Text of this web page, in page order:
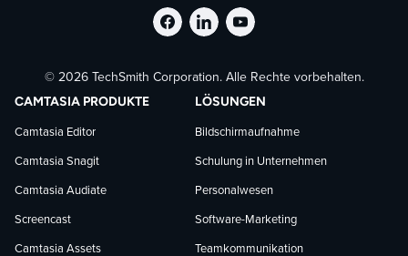
TechSmith
auf
Facebook
folgen
TechSmith
auf
LinkedIn
folgen
TechSmith
auf
YouTube
© 2026 TechSmith Corporation. Alle Rechte vorbehalten.
CAMTASIA PRODUKTE
Camtasia Editor
Camtasia Snagit
Camtasia Audiate
Screencast
Camtasia Assets
LÖSUNGEN
Bildschirmaufnahme
Schulung in Unternehmen
Personalwesen
Software-Marketing
Teamkommunikation